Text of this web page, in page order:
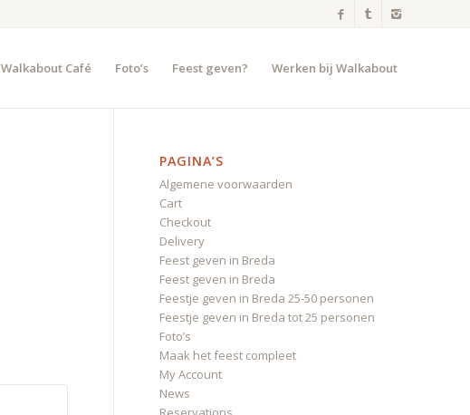
Walkabout Café Foto’s Feest geven? Werken bij Walkabout
PAGINA’S
Algemene voorwaarden
Cart
Checkout
Delivery
Feest geven in Breda
Feest geven in Breda
Feestje geven in Breda 25-50 personen
Feestje geven in Breda tot 25 personen
Foto’s
Maak het feest compleet
My Account
News